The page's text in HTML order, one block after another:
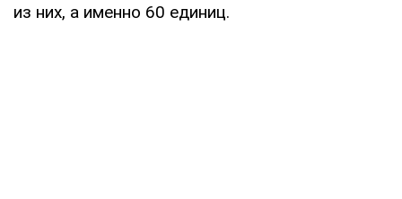
из них, а именно 60 единиц.